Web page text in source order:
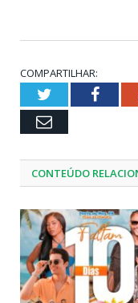
COMPARTILHAR:
Twitter
Email
CONTEÚDO